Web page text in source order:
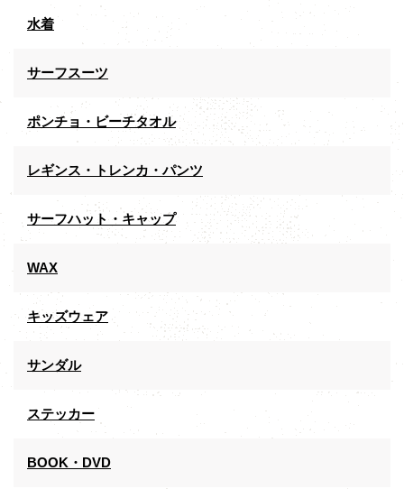
水着
サーフスーツ
ポンチョ・ビーチタオル
レギンス・トレンカ・パンツ
サーフハット・キャップ
WAX
キッズウェア
サンダル
ステッカー
BOOK・DVD